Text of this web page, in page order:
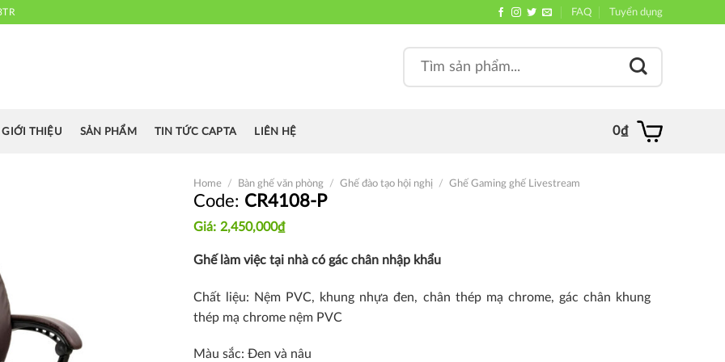
FAQ Tuyển dụng
for:
GIỚI THIỆU SẢN PHẨM TIN TỨC CAPTA LIÊN HỆ 0₫
Home / Bàn ghế văn phòng / Ghế đào tạo hội nghị / Ghế Gaming ghế Livestream
CR4108-P
2,450,000₫
Ghế làm việc tại nhà có gác chân nhập khẩu
Chất liệu: Nệm PVC, khung nhựa đen, chân thép mạ chrome, gác chân khung
thép mạ chrome nệm PVC
Màu sắc: Đen và nâu